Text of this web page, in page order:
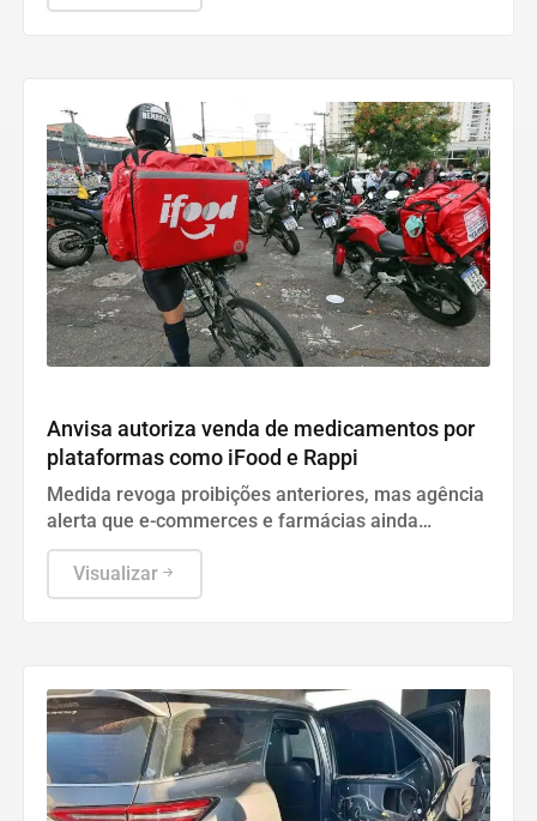
Anvisa autoriza venda de medicamentos por
plataformas como iFood e Rappi
Medida revoga proibições anteriores, mas agência
alerta que e-commerces e farmácias ainda
precisam seguir regras sanitárias rígidas.
Visualizar